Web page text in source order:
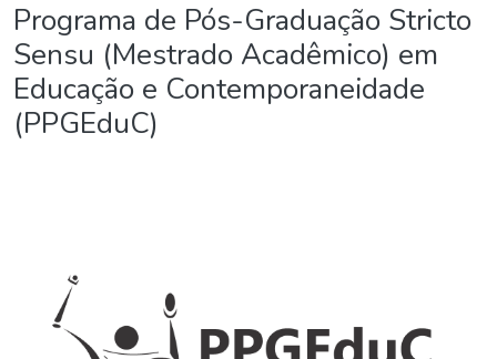
Programa de Pós-Graduação Stricto
Sensu (Mestrado Acadêmico) em
Educação e Contemporaneidade
(PPGEduC)